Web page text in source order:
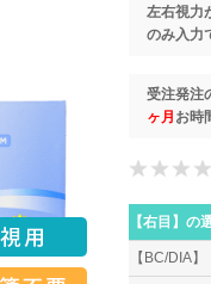
左右視力
のみ入力
受注発注
ヶ月 お時
【右目】 の
【BC/DIA】